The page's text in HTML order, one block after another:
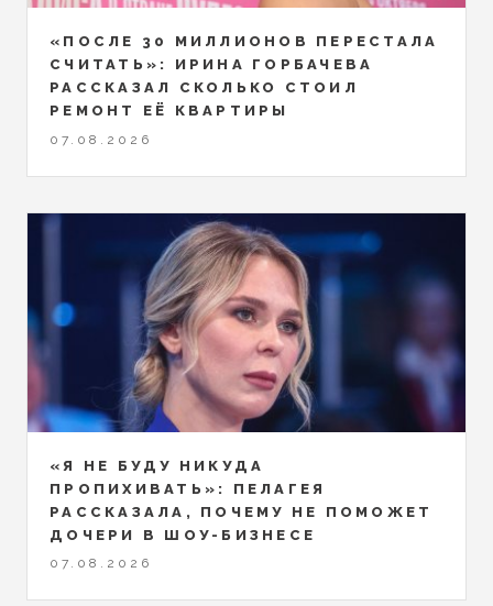
«ПОСЛЕ 30 МИЛЛИОНОВ ПЕРЕСТАЛА
СЧИТАТЬ»: ИРИНА ГОРБАЧЕВА
РАССКАЗАЛ СКОЛЬКО СТОИЛ
РЕМОНТ ЕЁ КВАРТИРЫ
07.08.2026
«Я НЕ БУДУ НИКУДА
ПРОПИХИВАТЬ»: ПЕЛАГЕЯ
РАССКАЗАЛА, ПОЧЕМУ НЕ ПОМОЖЕТ
ДОЧЕРИ В ШОУ-БИЗНЕСЕ
07.08.2026